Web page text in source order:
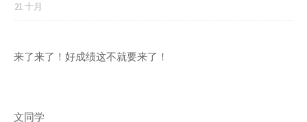
21 十月
来了来了！好成绩这不就要来了！
文同学